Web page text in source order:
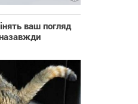
ваш погляд